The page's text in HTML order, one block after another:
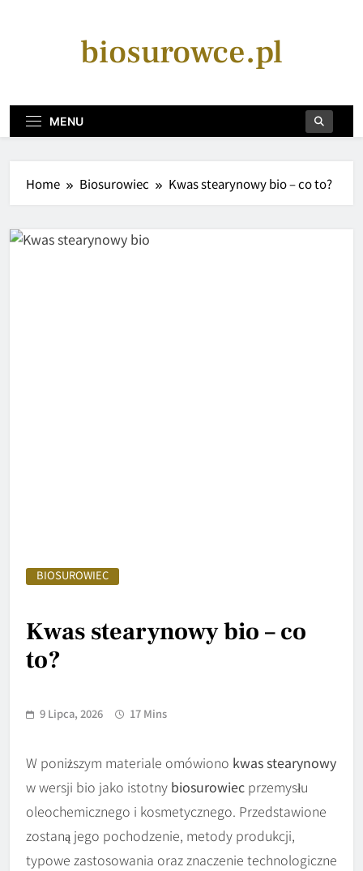
biosurowce.pl
MENU
Home Biosurowiec Kwas stearynowy bio – co to?
BIOSUROWIEC
Kwas stearynowy bio – co
to?
9 Lipca, 2026 17 Mins
W poniższym materiale omówiono kwas stearynowy
w wersji bio jako istotny biosurowiec przemysłu
oleochemicznego i kosmetycznego. Przedstawione
zostaną jego pochodzenie, metody produkcji,
typowe zastosowania oraz znaczenie technologiczne